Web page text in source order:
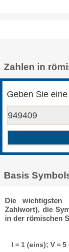
Zahlen in
Geben Sie
Basis
Die wichtigsten
Zahlwort), die
in der römischen
I = 1 (eins); V =